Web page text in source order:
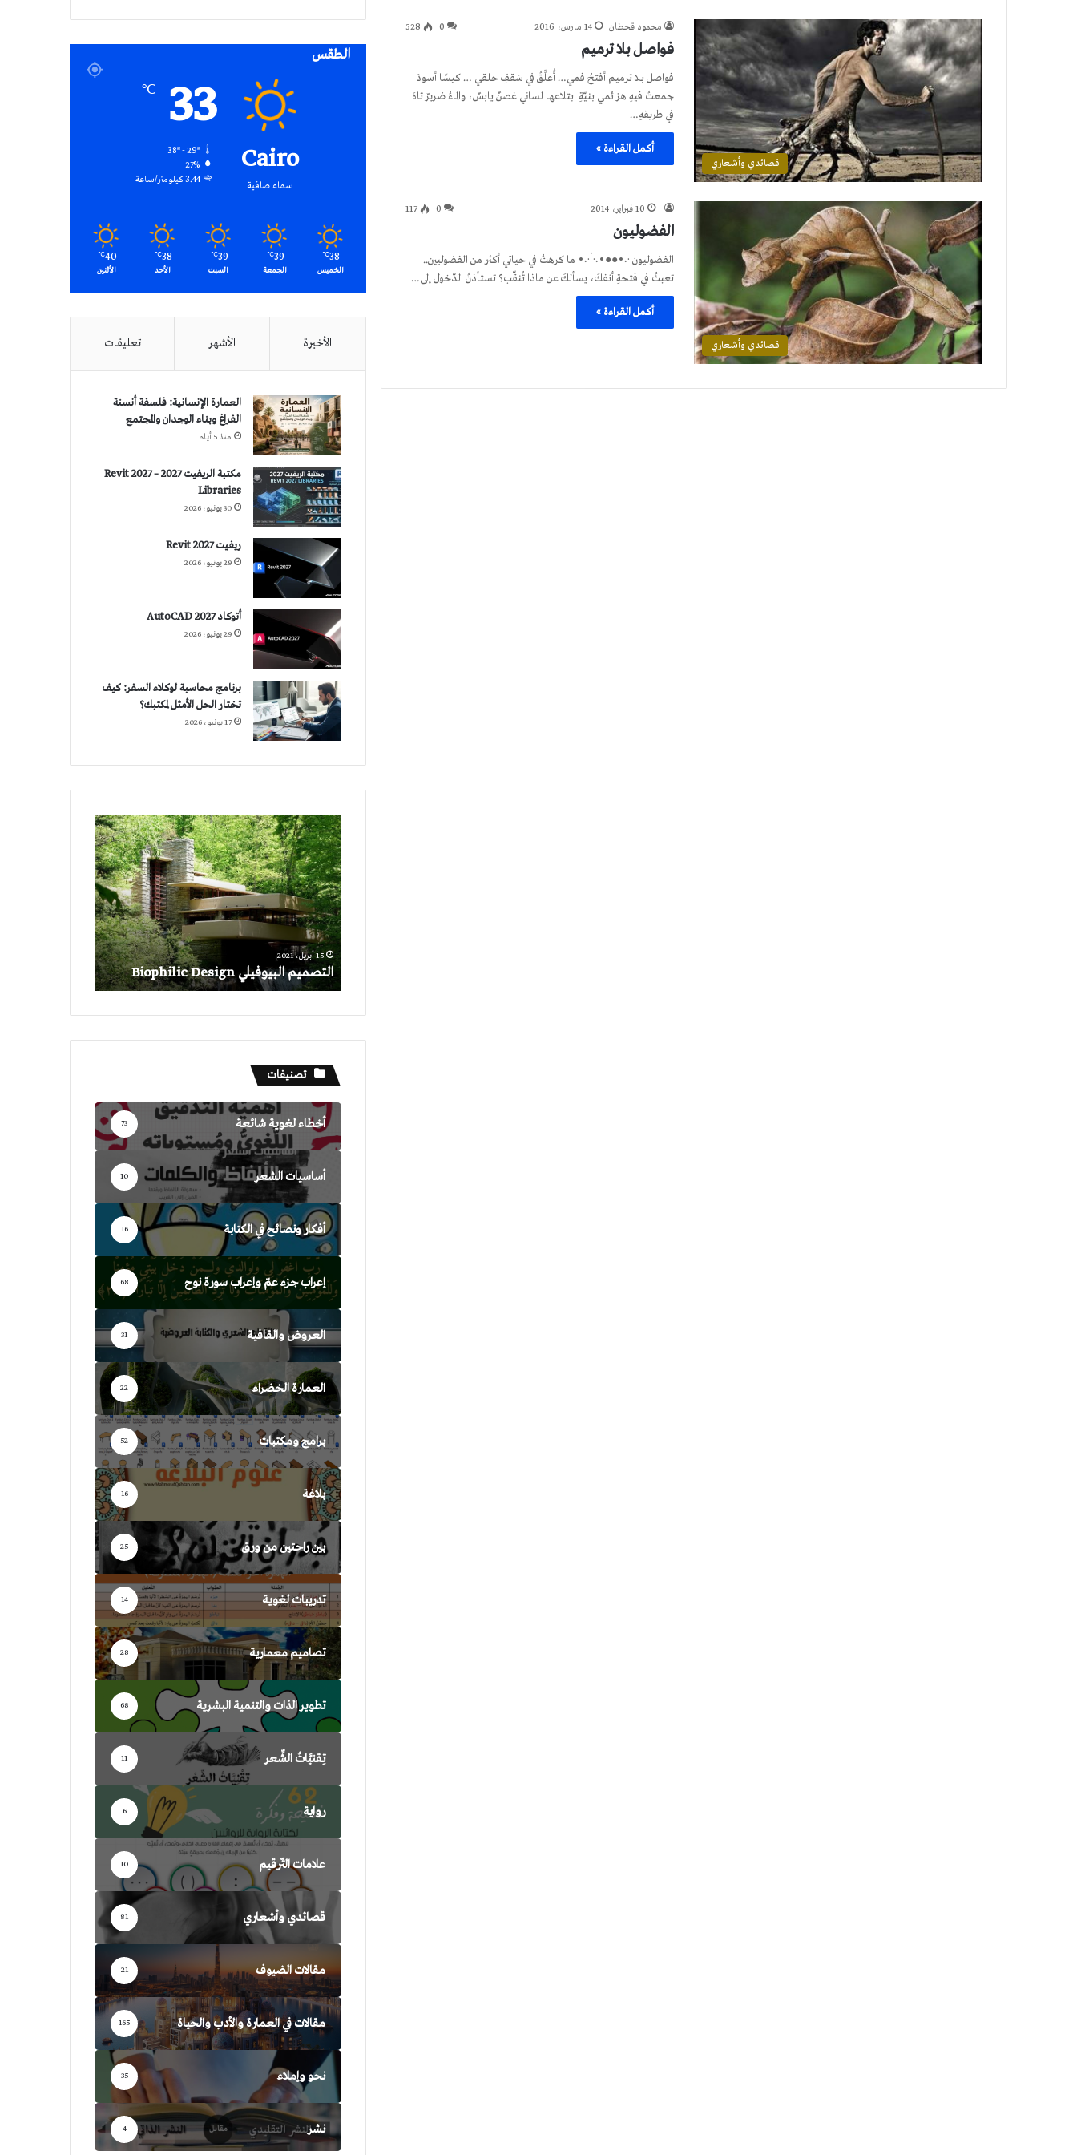
قصائدي وأشعاري
محمود قحطان 14 مارس، 2016 0
528
فواصل بلا ترميم
فواصل بلا ترميم أفتحُ فمي… أُعلِّقُ في سَقفِ حلقي … كيسًا أسودَ
جمعتُ فيهِ هزائمي بنيّةِ ابتلاعها لساني غصنٌ يابسٌ، والماءُ ضريرٌ تاهَ
في طريقهِ…
أكمل القراءة »
قصائدي وأشعاري
10 فبراير، 2014 0
117
الفضوليون
الفضوليون ·٠•●●•٠·˙·٠• ما كرهتُ في حياتي أكثر من الفضوليين..
تعبثُ في فتحةِ أنفكَ، يسألكَ عن ماذا تُنقّب؟ تستأذنُ الدّخول إلى…
أكمل القراءة »
الطقس
Cairo
سماء صافية
33
℃
38º - 29º
27%
3.44 كيلومتر/ساعة
38
℃
الخميس
39
℃
الجمعة
39
℃
السبت
38
℃
الأحد
40
℃
الأثنين
الأخيرة الأشهر تعليقات
العمارة الإنسانية: فلسفة أنسنة
الفراغ وبناء الوجدان والمجتمع
منذ 5 أيام
مكتبة الريفيت 2027 – Revit 2027
Libraries
30 يونيو، 2026
ريفيت 2027 Revit
29 يونيو، 2026
أتوكاد 2027 AutoCAD
29 يونيو، 2026
برنامج محاسبة لوكلاء السفر: كيف
تختار الحل الأمثل لمكتبك؟
17 يونيو، 2026
التصميم
البيوفيلي
Biophilic
Design
15 أبريل، 2021
التصميم البيوفيلي Biophilic Design
تصنيفات
أخطاء لغوية شائعة 73
أساسيات الشعر 10
أفكار ونصائح في الكتابة 16
إعراب جزء عمّ وإعراب سورة نوح 68
العروض والقافية 31
العمارة الخضراء 22
برامج ومكتبات 52
بلاغة 16
بين راحتين من ورق 25
تدريبات لغوية 14
تصاميم معمارية 28
تطوير الذات والتنمية البشرية 68
تِقنيَّاتُ الشِّعر 11
رواية 6
علامات التّرقيم 10
قصائدي وأشعاري 81
مقالات الضيوف 21
مقالات في العمارة والأدب والحياة 165
نحو وإملاء 35
نشر 4